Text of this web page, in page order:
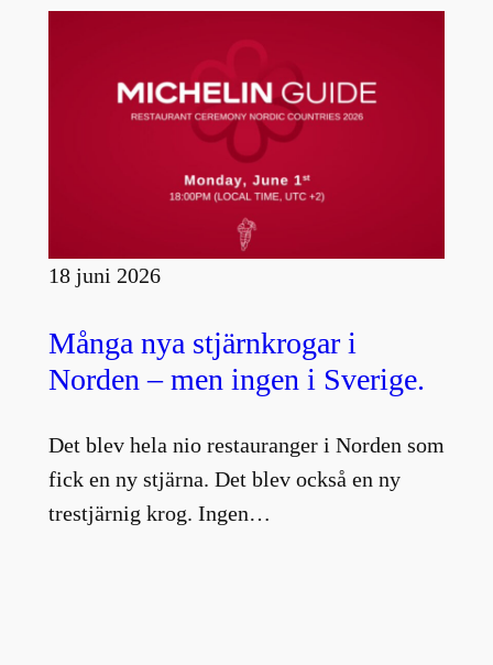
18 juni 2026
Många nya stjärnkrogar i
Norden – men ingen i Sverige.
Det blev hela nio restauranger i Norden som
fick en ny stjärna. Det blev också en ny
trestjärnig krog. Ingen…